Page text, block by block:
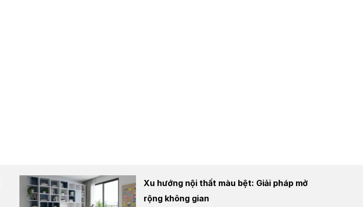
Xu hướng nội thất màu bệt: Giải pháp mở
rộng không gian